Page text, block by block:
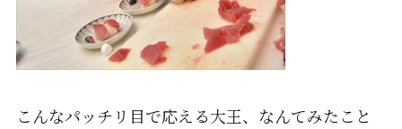
こんなパッチリ目で応える大王、なんてみたこと